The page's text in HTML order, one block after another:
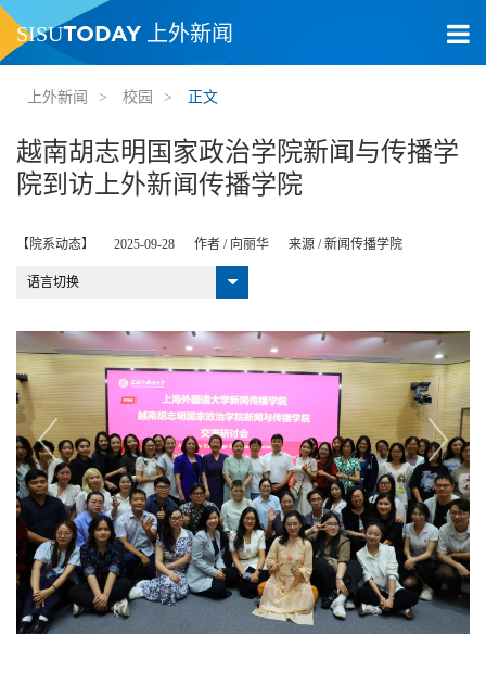
SISUTODAY 上外新闻
上外新闻 > 校园 > 正文
越南胡志明国家政治学院新闻与传播学
院到访上外新闻传播学院
【院系动态】 2025-09-28 作者 / 向丽华 来源 /新闻传播学院
语言切换